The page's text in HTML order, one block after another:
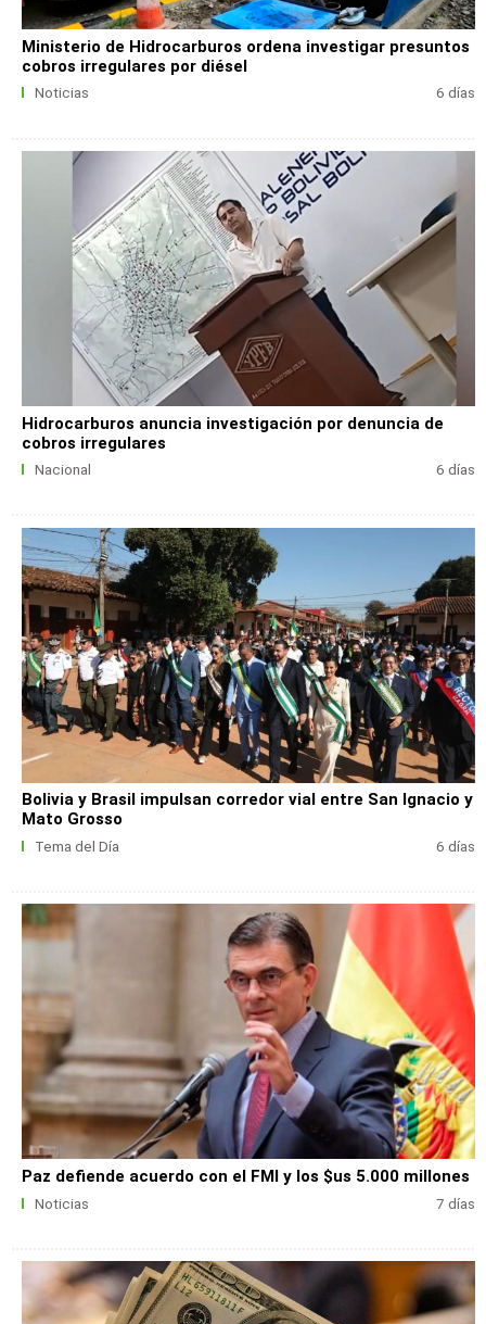
Ministerio de Hidrocarburos ordena investigar presuntos
cobros irregulares por diésel
Noticias 6 días
Hidrocarburos anuncia investigación por denuncia de
cobros irregulares
Nacional 6 días
Bolivia y Brasil impulsan corredor vial entre San Ignacio y
Mato Grosso
Tema del Día 6 días
Paz defiende acuerdo con el FMI y los $us 5.000 millones
Noticias 7 días